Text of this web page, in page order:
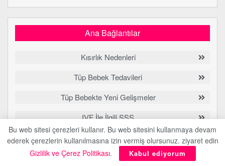
Ana Bağlantılar
Kısırlık Nedenleri
Tüp Bebek Tedavileri
Tüp Bebekte Yeni Gelişmeler
IVF İle İlgili SSS
Kıbrıs Tüp Bebek Merkezi Hakkında
İletişim Kıbrıs Tüp Bebek Merkezi
Bu web sitesi çerezleri kullanır. Bu web sitesini kullanmaya devam
ederek çerezlerin kullanılmasına izin vermiş olursunuz. ziyaret edin
Gizlilik ve Çerez Politikası. Kabul ediyorum